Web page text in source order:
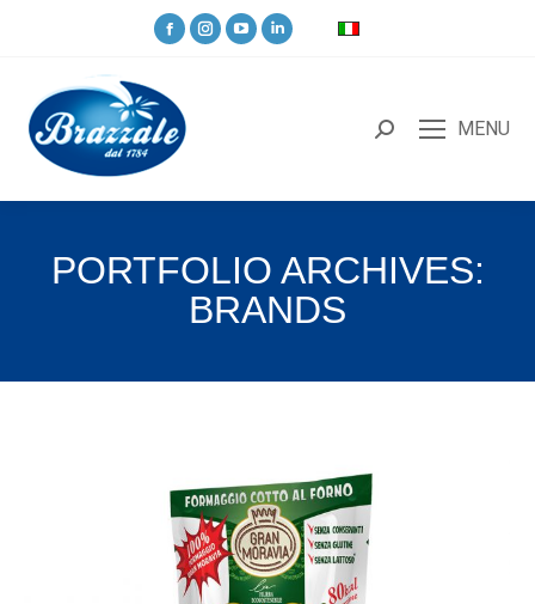
MENU
PORTFOLIO ARCHIVES:
BRANDS